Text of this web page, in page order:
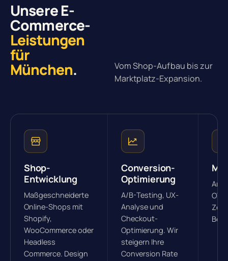
Unsere E-
Commerce-
Leistungen
für
München.
Vom Shop-Aufbau bis zur
Marktplatz-Expansion.
Shop-
Entwicklung
Maßgeschneiderte
Online-Shops mit
Shopify,
WooCommerce oder
Headless
Commerce. Design
Conversion-
Optimierung
A/B-Testing, UX-
Analyse und
Checkout-
Optimierung. Wir
steigern Ihre
Conversion Rate